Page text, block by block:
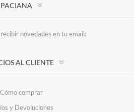
PACIANA
novedades en tu email:
AL CLIENTE
Cómo comprar
y Devoluciones